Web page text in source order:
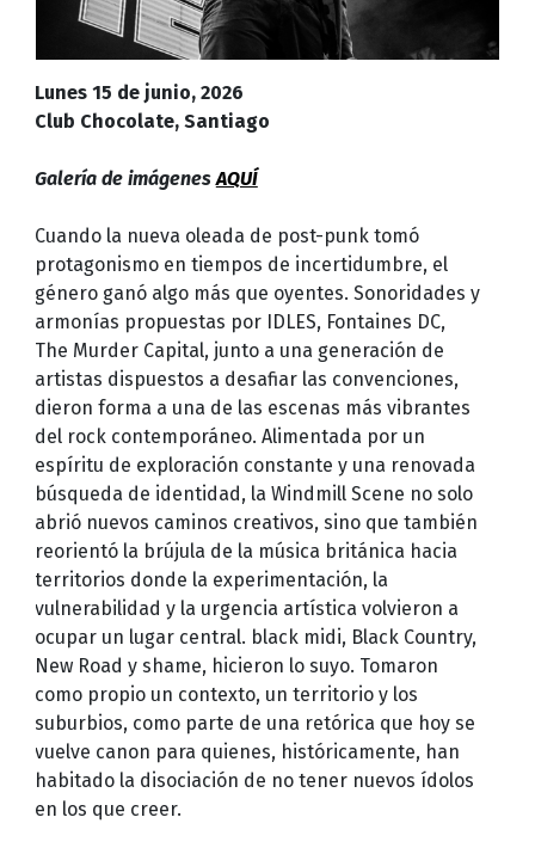
Lunes 15 de junio, 2026
Club Chocolate, Santiago
Galería de imágenesAQUÍ
Cuando la nueva oleada de post-punk tomó
protagonismo en tiempos de incertidumbre, el
género ganó algo más que oyentes. Sonoridades y
armonías propuestas por IDLES, Fontaines DC,
The Murder Capital, junto a una generación de
artistas dispuestos a desafiar las convenciones,
dieron forma a una de las escenas más vibrantes
del rock contemporáneo. Alimentada por un
espíritu de exploración constante y una renovada
búsqueda de identidad, la Windmill Scene no solo
abrió nuevos caminos creativos, sino que también
reorientó la brújula de la música británica hacia
territorios donde la experimentación, la
vulnerabilidad y la urgencia artística volvieron a
ocupar un lugar central. black midi, Black Country,
New Road y shame, hicieron lo suyo. Tomaron
como propio un contexto, un territorio y los
suburbios, como parte de una retórica que hoy se
vuelve canon para quienes, históricamente, han
habitado la disociación de no tener nuevos ídolos
en los que creer.